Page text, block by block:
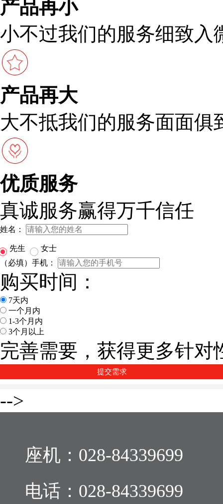
产品再小
小不过我们的服务细致入
产品再大
大不抵我们的服务面面俱
优质服务
真诚服务赢得万千信任
姓名：
先生
女士
（必填）手机：
购买时间：
7天内
一个月内
1-3个月内
3个月以上
完善需要，获得更多针
-->
座机： 028-84339699
电话： 028-84339699